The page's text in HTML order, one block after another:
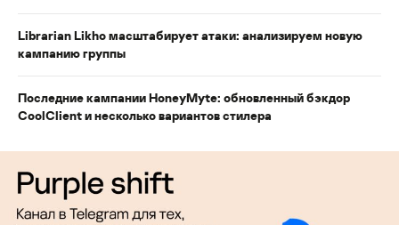
Librarian Likho масштабирует атаки: анализируем новую
кампанию группы
Последние кампании HoneyMyte: обновленный бэкдор
CoolClient и несколько вариантов стилера